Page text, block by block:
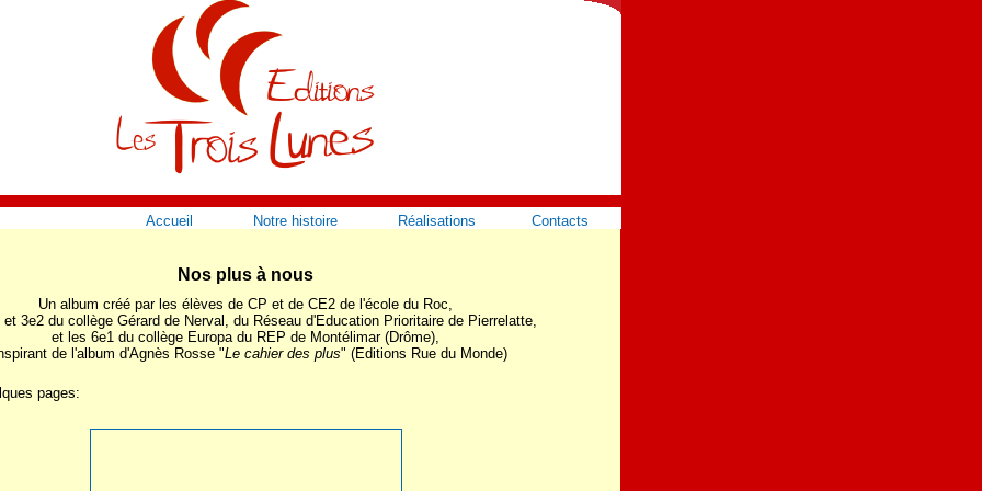
Accueil Notre histoire Réalisations Contacts
Nos plus à nous
Un album créé par les élèves de CP et de CE2 de l'école du Roc,
et 3e2 du collège Gérard de Nerval, du Réseau d'Education Prioritaire de Pierrelatte,
et les 6e1 du collège Europa du REP de Montélimar (Drôme),
de l'album d'Agnès Rosse "Le cahier des plus" (Editions Rue du Monde)
pages: